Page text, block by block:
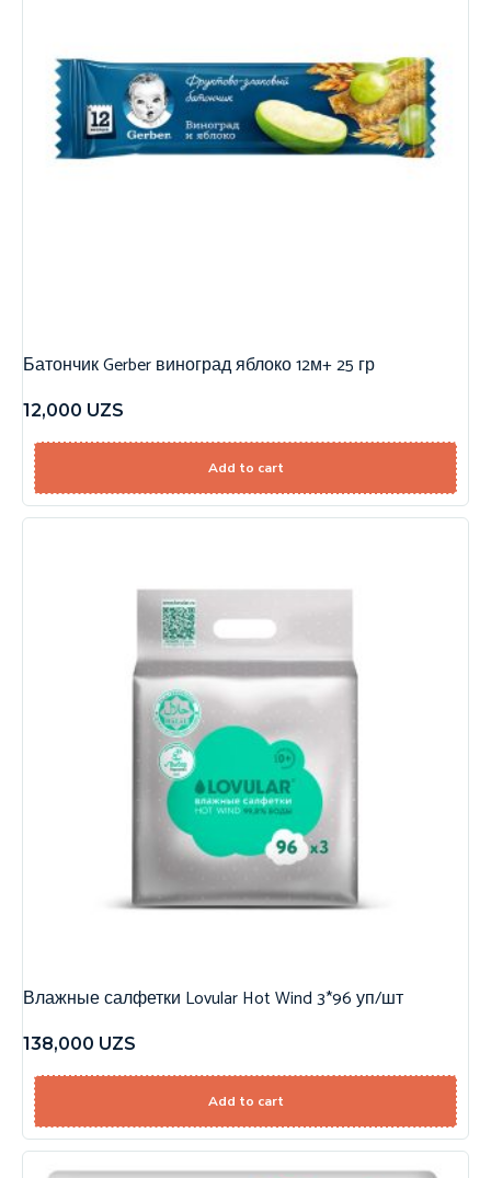
Батончик Gerber виноград яблоко 12м+ 25 гр
12,000 UZS
Add to cart
Влажные салфетки Lovular Hot Wind 3*96 уп/шт
138,000 UZS
Add to cart